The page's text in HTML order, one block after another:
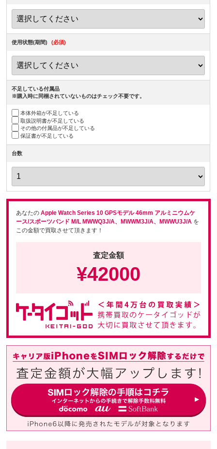
使用状態(期間) (必須)
不足している付属品
※購入時に同梱されていないものはチェック不要です。
本体外箱が不足している
取扱説明書が不足している
その他の付属品が不足している
保証書が不足している
台数
あなたのApple Watch Series 10 GPSモデル 46mm アルミニウムケ
ース/スポーツバンド M/L MWWQ3J/A、MWWM3J/A、MWWU3J/A を
この金額で買取させて頂きます！
査定金額
¥42000